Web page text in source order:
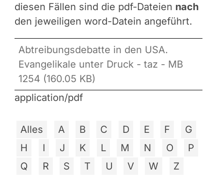
diesen Fällen sind die pdf-Dateien nach
den jeweiligen word-Datein angeführt.
Abtreibungsdebatte in den USA.
Evangelikale unter Druck - taz - MB
1254 (160.05 KB)
application/pdf
Alles A B C D E F
G
H
I J K L M N O
P
Q
R S T U V W Z